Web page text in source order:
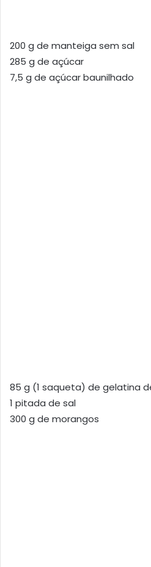
200 g de manteiga sem sal
285 g de açúcar
7,5 g de açúcar baunilhado
85 g (1 saqueta) de gelatina
1 pitada de sal
300 g de morangos